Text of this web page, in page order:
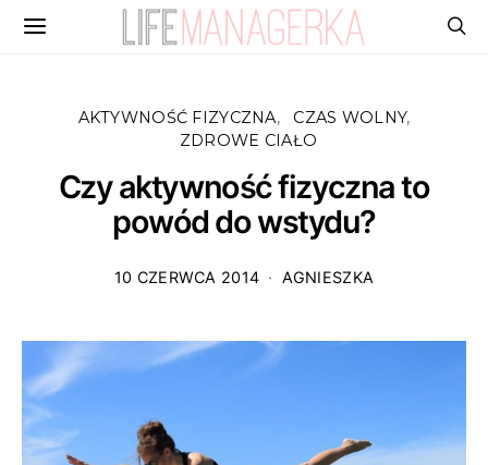
AKTYWNOŚĆ FIZYCZNA
CZAS WOLNY
ZDROWE CIAŁO
Czy aktywność fizyczna to
powód do wstydu?
10 CZERWCA 2014 AGNIESZKA